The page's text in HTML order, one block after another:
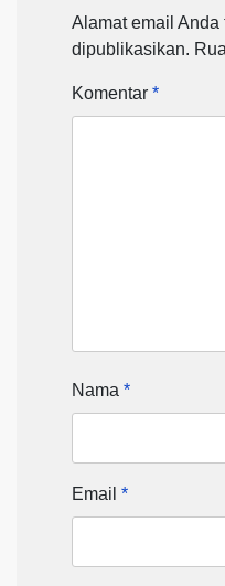
Alamat email Anda
dipublikasikan.
Komentar *
Nama *
Email *